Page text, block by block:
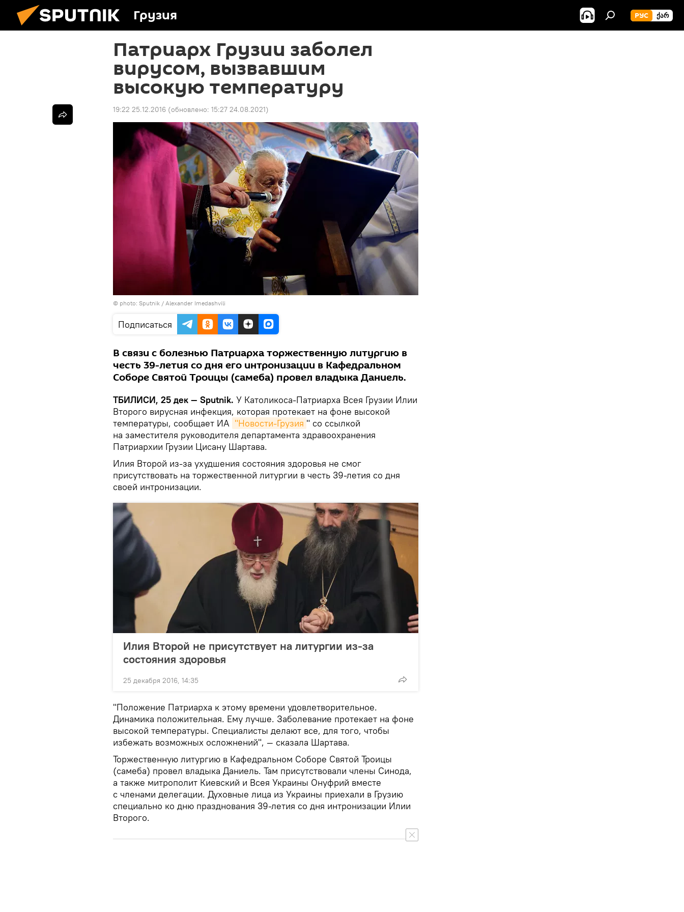
Грузия РУС ᲥᲐᲠ
Патриарх Грузии заболел
вирусом, вызвавшим
высокую температуру
19:22 25.12.2016 (обновлено: 15:27 24.08.2021)
© photo: Sputnik / Alexander Imedashvili
Подписаться
В связи с болезнью Патриарха торжественную литургию в
честь 39-летия со дня его интронизации в Кафедральном
Соборе Святой Троицы (самеба) провел владыка Даниель.
ТБИЛИСИ, 25 дек — Sputnik. У Католикоса-Патриарха Всея Грузии Илии
Второго вирусная инфекция, которая протекает на фоне высокой
температуры, сообщает ИА "Новости-Грузия " со ссылкой
на заместителя руководителя департамента здравоохранения
Патриархии Грузии Цисану Шартава.
Илия Второй из-за ухудшения состояния здоровья не смог
присутствовать на торжественной литургии в честь 39-летия со дня
своей интронизации.
Илия Второй не присутствует на литургии из-за
состояния здоровья
25 декабря 2016, 14:35
"Положение Патриарха к этому времени удовлетворительное.
Динамика положительная. Ему лучше. Заболевание протекает на фоне
высокой температуры. Специалисты делают все, для того, чтобы
избежать возможных осложнений", — сказала Шартава.
Торжественную литургию в Кафедральном Соборе Святой Троицы
(самеба) провел владыка Даниель. Там присутствовали члены Синода,
а также митрополит Киевский и Всея Украины Онуфрий вместе
с членами делегации. Духовные лица из Украины приехали в Грузию
специально ко дню празднования 39-летия со дня интронизации Илии
Второго.